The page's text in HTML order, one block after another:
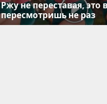
Ржу не переставая, это
пересмотришь не раз